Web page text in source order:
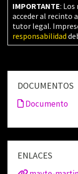
IMPORTANTE: Los
acceder al recinto
tutor legal.
responsabilidad
DOCUMENTOS
Documento
ENLACES